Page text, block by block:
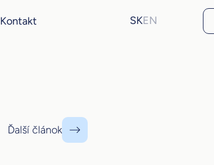
Kontakt SKEN
Ďalší článok